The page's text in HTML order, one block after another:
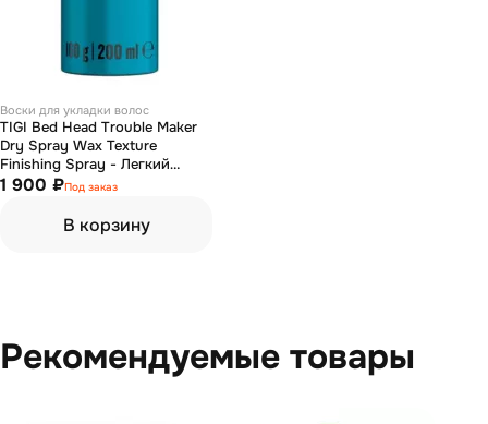
Воски для укладки волос
TIGI Bed Head Trouble Maker
Dry Spray Wax Texture
Finishing Spray - Легкий
текстурирующий воск спрей
1 900 ₽Под заказ
В корзину
Рекомендуемые товары